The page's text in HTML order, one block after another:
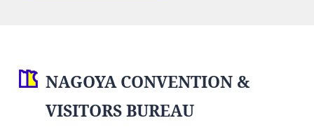
NAGOYA CONVENTION &
VISITORS BUREAU